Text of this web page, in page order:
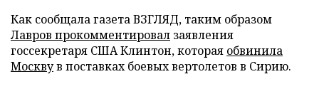
Как сообщала газета ВЗГЛЯД, таким образом
Лавров прокомментировал заявления
госсекретаря США Клинтон, которая обвинила
Москвув поставках боевых вертолетов в Сирию.